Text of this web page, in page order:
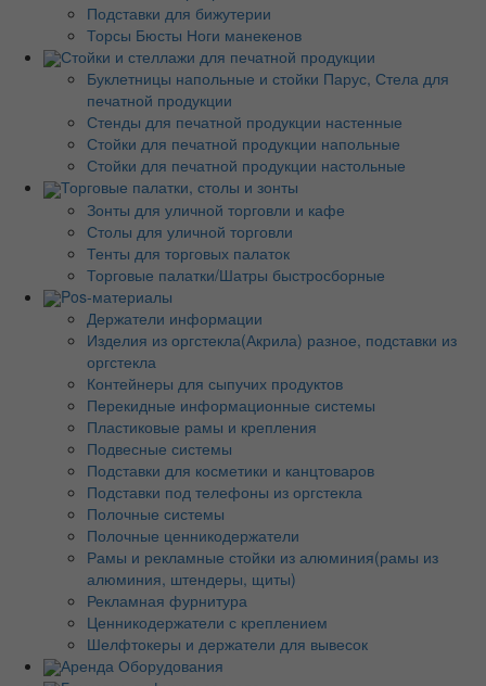
Подставки для бижутерии
Торсы Бюсты Ноги манекенов
Стойки и стеллажи для печатной продукции
Буклетницы напольные и стойки Парус, Стела для
печатной продукции
Стенды для печатной продукции настенные
Стойки для печатной продукции напольные
Стойки для печатной продукции настольные
Торговые палатки, столы и зонты
Зонты для уличной торговли и кафе
Столы для уличной торговли
Тенты для торговых палаток
Торговые палатки/Шатры быстросборные
Pos-материалы
Держатели информации
Изделия из оргстекла(Акрила) разное, подставки из
оргстекла
Контейнеры для сыпучих продуктов
Перекидные информационные системы
Пластиковые рамы и крепления
Подвесные системы
Подставки для косметики и канцтоваров
Подставки под телефоны из оргстекла
Полочные системы
Полочные ценникодержатели
Рамы и рекламные стойки из алюминия(рамы из
алюминия, штендеры, щиты)
Рекламная фурнитура
Ценникодержатели с креплением
Шелфтокеры и держатели для вывесок
Аренда Оборудования